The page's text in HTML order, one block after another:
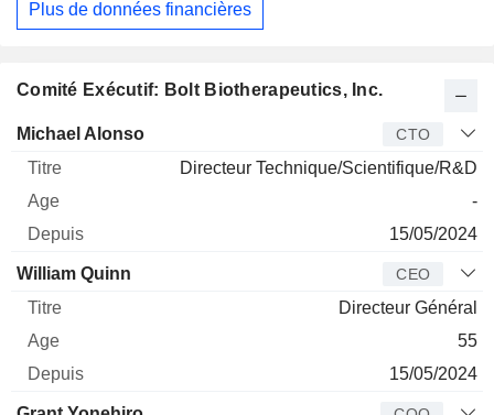
Comité Exécutif: Bolt Biotherapeutics, Inc.
Dirigeant Titre Age
Michael Alonso CTO
Directeur Technique/Scientifique/R&D
-
15/05/2024
William Quinn CEO
Directeur Général
55
15/05/2024
Plus de données financières